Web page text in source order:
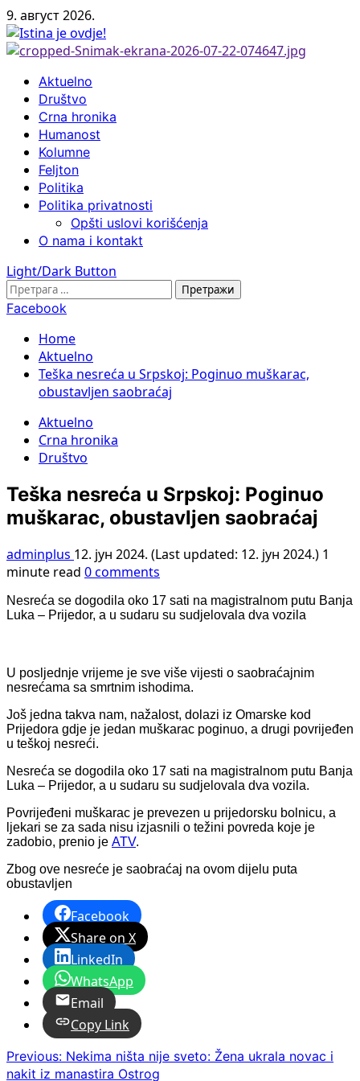
Skip
to
content
9. август 2026.
Primary
Menu
Aktuelno
Društvo
Crna hronika
Humanost
Kolumne
Feljton
Politika
Politika privatnosti
Opšti uslovi korišćenja
O nama i kontakt
Light/Dark Button
Претрага
за:
Facebook
Home
Aktuelno
Teška nesreća u Srpskoj: Poginuo muškarac,
obustavljen saobraćaj
Aktuelno
Crna hronika
Društvo
Teška nesreća u Srpskoj: Poginuo
muškarac, obustavljen saobraćaj
adminplus 12. јун 2024. (Last updated: 12. јун 2024.) 1
minute read 0 comments
Nesreća se dogodila oko 17 sati na magistralnom putu Banja
Luka – Prijedor, a u sudaru su sudjelovala dva vozila
U posljednje vrijeme je sve više vijesti o saobraćajnim
nesrećama sa smrtnim ishodima.
Još jedna takva nam, nažalost, dolazi iz Omarske kod
Prijedora gdje je jedan muškarac poginuo, a drugi povrijeđen
u teškoj nesreći.
Nesreća se dogodila oko 17 sati na magistralnom putu Banja
Luka – Prijedor, a u sudaru su sudjelovala dva vozila.
Povrijeđeni muškarac je prevezen u prijedorsku bolnicu, a
ljekari se za sada nisu izjasnili o težini povreda koje je
zadobio, prenio je ATV.
Zbog ove nesreće je saobraćaj na ovom dijelu puta
obustavljen
Facebook
Share on X
LinkedIn
WhatsApp
Email
Copy Link
Post
Previous: Nekima ništa nije sveto: Žena ukrala novac i
nakit iz manastira Ostrog